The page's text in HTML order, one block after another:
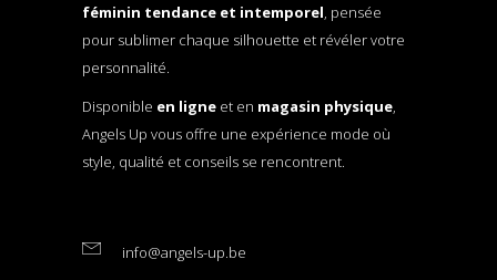
féminin tendance et intemporel, pensée
pour sublimer chaque silhouette et révéler votre
personnalité.
Disponible en ligne et en magasin physique,
Angels Up vous offre une expérience mode où
style, qualité et conseils se rencontrent.
info@angels-up.be